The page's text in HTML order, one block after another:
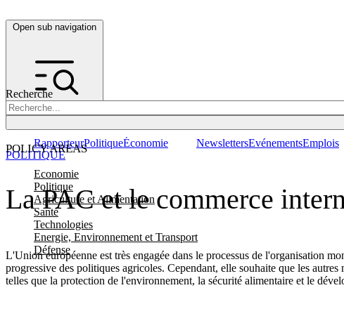
Open sub navigation
Recherche
POLICY AREAS
Economie
Politique
Agriculture et Alimentation
Santé
Technologies
Energie, Environnement et Transport
Défense
RapporteurPolitiqueÉconomie NewslettersEvénementsEmplois
La PAC et le commerce
L'Union européenne est très engagée dans le processus de l'organisation
progressive des politiques agricoles. Cependant, elle souhaite que les
telles que la protection de l'environnement, la sécurité alimentaire et le
POLITIQUE